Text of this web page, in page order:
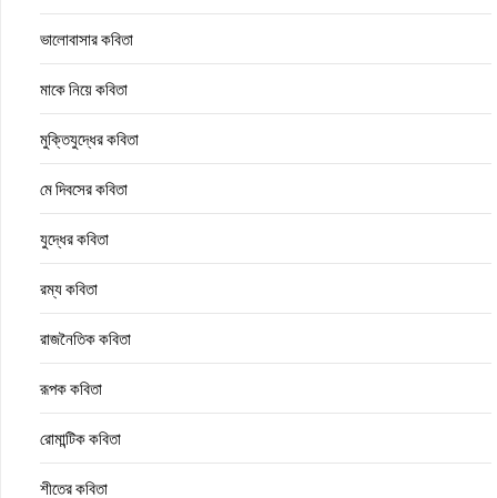
ভালোবাসার কবিতা
মাকে নিয়ে কবিতা
মুক্তিযুদ্ধের কবিতা
মে দিবসের কবিতা
যুদ্ধের কবিতা
রম্য কবিতা
রাজনৈতিক কবিতা
রূপক কবিতা
রোমান্টিক কবিতা
শীতের কবিতা